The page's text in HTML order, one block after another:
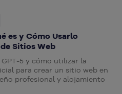
es y Cómo Usarlo
Sitios Web
5 y cómo utilizar la
para crear un sitio web en
profesional y alojamiento